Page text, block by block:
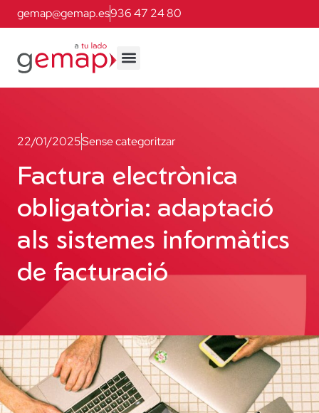
gemap@gemap.es936 47 24 80
22/01/2025Sense categoritzar
Factura electrònica
obligatòria: adaptació
als sistemes informàtics
de facturació